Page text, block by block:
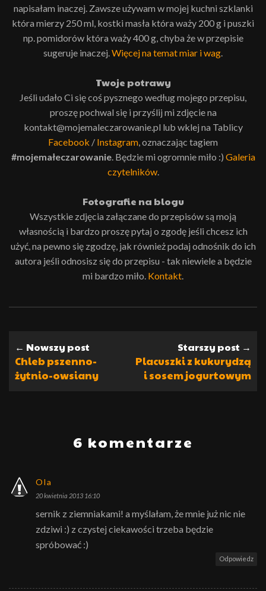
napisałam inaczej. Zawsze używam w mojej kuchni szklanki
która mierzy 250 ml, kostki masła która waży 200 g i puszki
np. pomidorów która waży 400 g, chyba że w przepisie
sugeruje inaczej. Więcej na temat miar i wag
Twoje potrawy
Jeśli udało Ci się coś pysznego według mojego przepisu,
proszę pochwal się i przyślij mi zdjęcie na
kontakt@mojemaleczarowanie.pl lub wklej na Tablicy
Facebook / Instagram , oznaczając tagiem
#mojemałeczarowanie. Będzie mi ogromnie miło :) Galeria
czytelników.
Fotografie na blogu
Wszystkie zdjęcia załączane do przepisów są moją
własnością i bardzo proszę pytaj o zgodę jeśli chcesz ich
użyć, na pewno się zgodzę, jak również podaj odnośnik do ich
autora jeśli odnosisz się do przepisu - tak niewiele a będzie
mi bardzo miło. Kontakt
← Nowszy post
Chleb pszenno-
żytnio-owsiany
Starszy post →
Placuszki z kukurydzą
i sosem jogurtowym
6 komentarze
Ola
20 kwietnia 2013 16:10
sernik z ziemniakami! a myślałam, że mnie już nic nie
zdziwi :) z czystej ciekawości trzeba będzie
spróbować :)
Odpowiedz